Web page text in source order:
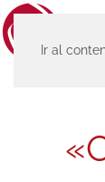
Ir al